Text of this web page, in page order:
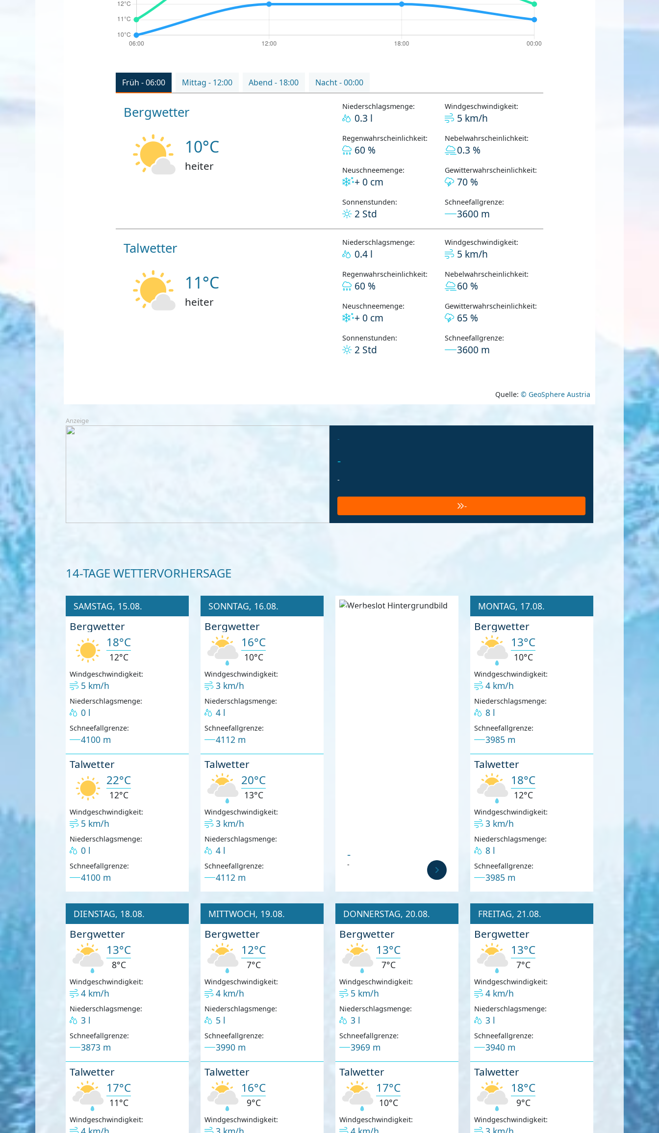
Früh - 06:00 Mittag - 12:00 Abend - 18:00 Nacht - 00:00
Bergwetter
10°C
heiter
Niederschlagsmenge:
0.3 l
Regenwahrscheinlichkeit:
60 %
Neuschneemenge:
+ 0 cm
Sonnenstunden:
2 Std
Windgeschwindigkeit:
5 km/h
Nebelwahrscheinlichkeit:
0.3 %
Gewitterwahrscheinlichkeit:
70 %
Schneefallgrenze:
3600 m
Talwetter
11°C
heiter
Niederschlagsmenge:
0.4 l
Regenwahrscheinlichkeit:
60 %
Neuschneemenge:
+ 0 cm
Sonnenstunden:
2 Std
Windgeschwindigkeit:
5 km/h
Nebelwahrscheinlichkeit:
60 %
Gewitterwahrscheinlichkeit:
65 %
Schneefallgrenze:
3600 m
Quelle: © GeoSphere Austria
Anzeige
-
-
-
-
14-TAGE WETTERVORHERSAGE
SAMSTAG, 15.08.
Bergwetter
18°C
12°C
Windgeschwindigkeit:
5 km/h
Niederschlagsmenge:
0 l
Schneefallgrenze:
4100 m
Talwetter
22°C
12°C
Windgeschwindigkeit:
5 km/h
Niederschlagsmenge:
0 l
Schneefallgrenze:
4100 m
SONNTAG, 16.08.
Bergwetter
16°C
10°C
Windgeschwindigkeit:
3 km/h
Niederschlagsmenge:
4 l
Schneefallgrenze:
4112 m
Talwetter
20°C
13°C
Windgeschwindigkeit:
3 km/h
Niederschlagsmenge:
4 l
Schneefallgrenze:
4112 m
Anzeige
-
-
MONTAG, 17.08.
Bergwetter
13°C
10°C
Windgeschwindigkeit:
4 km/h
Niederschlagsmenge:
8 l
Schneefallgrenze:
3985 m
Talwetter
18°C
12°C
Windgeschwindigkeit:
3 km/h
Niederschlagsmenge:
8 l
Schneefallgrenze:
3985 m
DIENSTAG, 18.08.
Bergwetter
13°C
8°C
Windgeschwindigkeit:
4 km/h
Niederschlagsmenge:
3 l
Schneefallgrenze:
3873 m
Talwetter
17°C
11°C
Windgeschwindigkeit:
MITTWOCH, 19.08.
Bergwetter
12°C
7°C
Windgeschwindigkeit:
4 km/h
Niederschlagsmenge:
5 l
Schneefallgrenze:
3990 m
Talwetter
16°C
9°C
Windgeschwindigkeit:
DONNERSTAG, 20.08.
Bergwetter
13°C
7°C
Windgeschwindigkeit:
5 km/h
Niederschlagsmenge:
3 l
Schneefallgrenze:
3969 m
Talwetter
17°C
10°C
Windgeschwindigkeit:
FREITAG, 21.08.
Bergwetter
13°C
7°C
Windgeschwindigkeit:
4 km/h
Niederschlagsmenge:
3 l
Schneefallgrenze:
3940 m
Talwetter
18°C
9°C
Windgeschwindigkeit: